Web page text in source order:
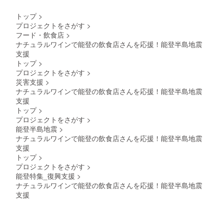
社
トップ >
プロジェクトをさがす >
フード・飲食店 >
ナチュラルワインで能登の飲食店さんを応援！能登半島地震
支援
トップ >
プロジェクトをさがす >
災害支援 >
ナチュラルワインで能登の飲食店さんを応援！能登半島地震
支援
トップ >
プロジェクトをさがす >
能登半島地震 >
ナチュラルワインで能登の飲食店さんを応援！能登半島地震
支援
トップ >
プロジェクトをさがす >
能登特集_復興支援 >
ナチュラルワインで能登の飲食店さんを応援！能登半島地震
支援